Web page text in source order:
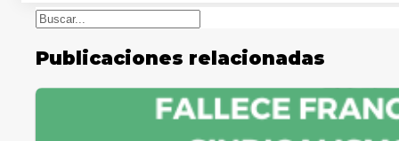
Buscar
Publicaciones relacionadas